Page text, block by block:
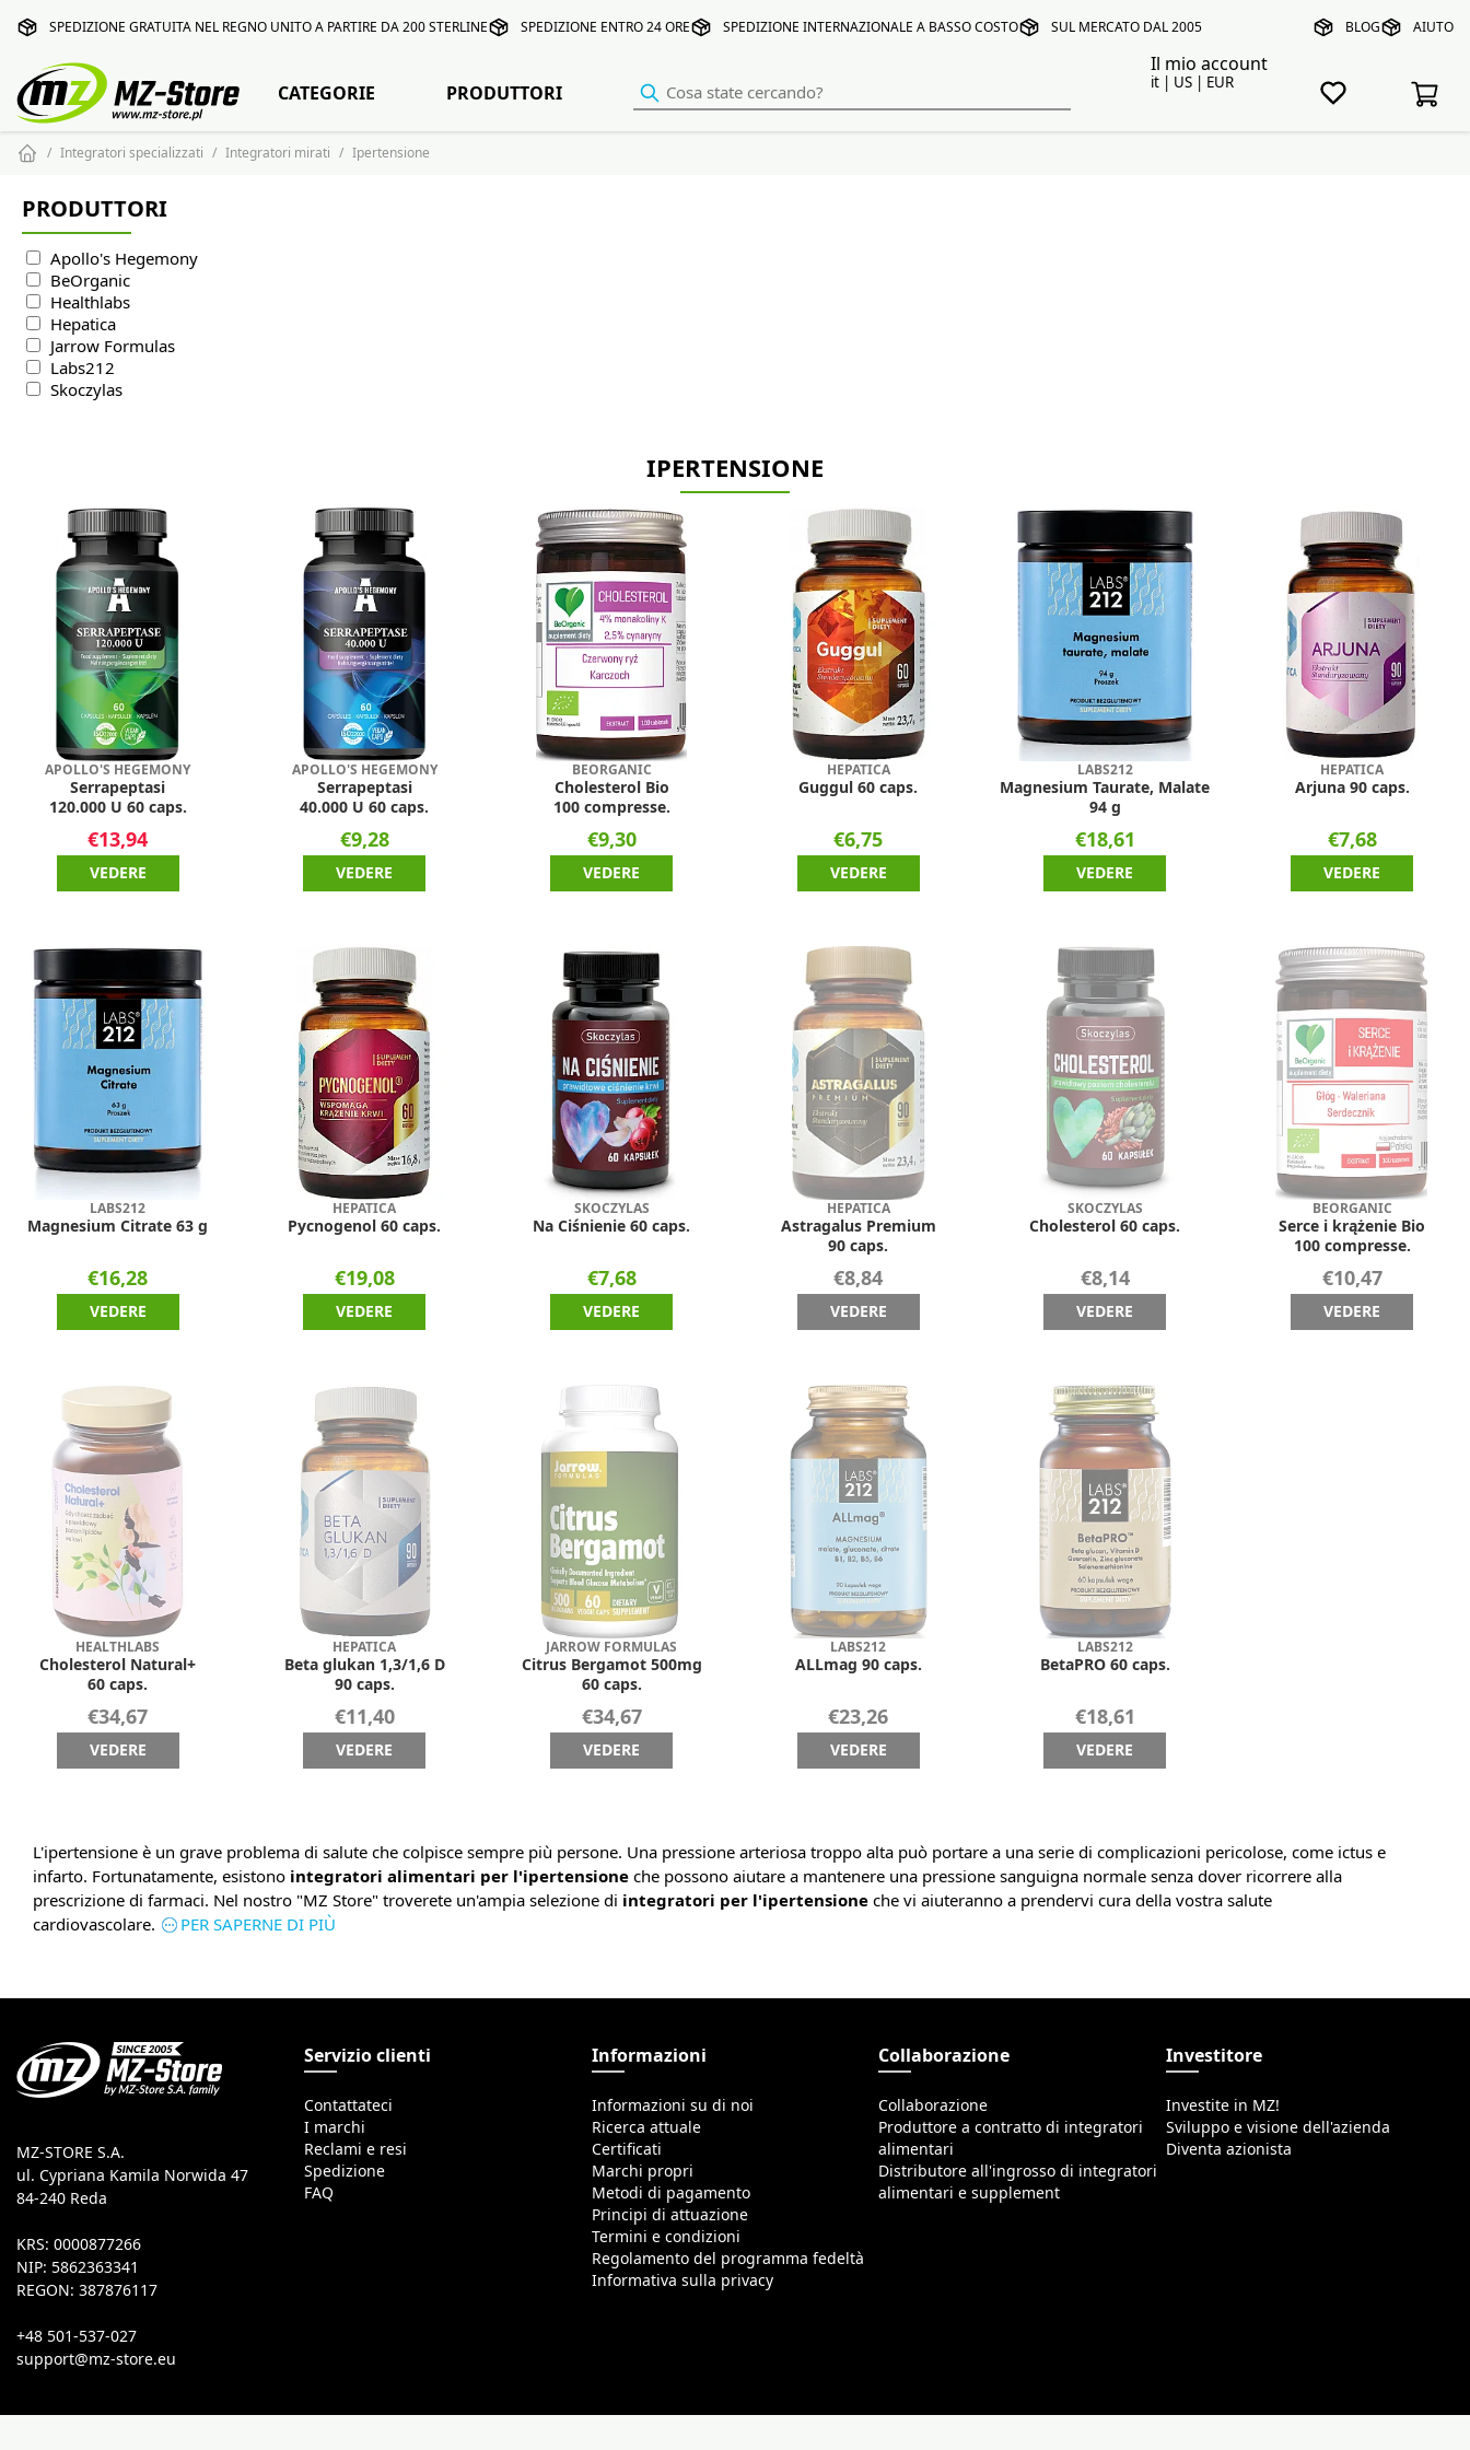
SPEDIZIONE GRATUITA NEL REGNO UNITO A PARTIRE DA 200 STERLINE SPEDIZIONE ENTRO 24 ORE SPEDIZIONE INTERNAZIONALE A BASSO COSTO SUL MERCATO DAL 2005 BLOG AIUTO
Il mio account
it | US | EUR
CATEGORIE PRODUTTORI
Integratori specializzati Integratori mirati Ipertensione
PRODUTTORI
Apollo's Hegemony
BeOrganic
Healthlabs
Hepatica
Jarrow Formulas
Labs212
Skoczylas
IPERTENSIONE
APOLLO'S HEGEMONY
Serrapeptasi
120.000 U 60 caps.
€13,94
VEDERE
APOLLO'S HEGEMONY
Serrapeptasi
40.000 U 60 caps.
€9,28
VEDERE
BEORGANIC
Cholesterol Bio
100 compresse.
€9,30
VEDERE
HEPATICA
Guggul 60 caps.
€6,75
VEDERE
LABS212
Magnesium Taurate, Malate
94 g
€18,61
VEDERE
HEPATICA
Arjuna 90 caps.
€7,68
VEDERE
LABS212
Magnesium Citrate 63 g
€16,28
VEDERE
HEPATICA
Pycnogenol 60 caps.
€19,08
VEDERE
SKOCZYLAS
Na Ciśnienie 60 caps.
€7,68
VEDERE
HEPATICA
Astragalus Premium
90 caps.
€8,84
VEDERE
SKOCZYLAS
Cholesterol 60 caps.
€8,14
VEDERE
BEORGANIC
Serce i krążenie Bio
100 compresse.
€10,47
VEDERE
HEALTHLABS
Cholesterol Natural+
60 caps.
€34,67
VEDERE
HEPATICA
Beta glukan 1,3/1,6 D
90 caps.
€11,40
VEDERE
JARROW FORMULAS
Citrus Bergamot 500mg
60 caps.
€34,67
VEDERE
LABS212
ALLmag 90 caps.
€23,26
VEDERE
LABS212
BetaPRO 60 caps.
€18,61
VEDERE
L'ipertensione è un grave problema di salute che colpisce sempre più persone. Una pressione arteriosa troppo alta può portare a una serie di complicazioni pericolose, come ictus e
infarto. Fortunatamente, esistono integratori alimentari per l'ipertensione che possono aiutare a mantenere una pressione sanguigna normale senza dover ricorrere alla
prescrizione di farmaci. Nel nostro "MZ Store" troverete un'ampia selezione di integratori per l'ipertensione che vi aiuteranno a prendervi cura della vostra salute
cardiovascolare.
PER SAPERNE DI PIÙ
MZ-STORE S.A.
ul. Cypriana Kamila Norwida 47
84-240 Reda
KRS: 0000877266
NIP: 5862363341
REGON: 387876117
+48 501-537-027
Servizio clienti
Contattateci
I marchi
Reclami e resi
Spedizione
FAQ
Informazioni
Informazioni su di noi
Ricerca attuale
Certificati
Marchi propri
Metodi di pagamento
Principi di attuazione
Termini e condizioni
Regolamento del programma fedeltà
Informativa sulla privacy
Collaborazione
Collaborazione
Produttore a contratto di integratori
alimentari
Distributore all'ingrosso di integratori
alimentari e supplement
Investitore
Investite in MZ!
Sviluppo e visione dell'azienda
Diventa azionista